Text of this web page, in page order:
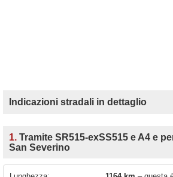
Indicazioni stradali in dettaglio
1. Tramite SR515-exSS515 e A4 e
San Severino